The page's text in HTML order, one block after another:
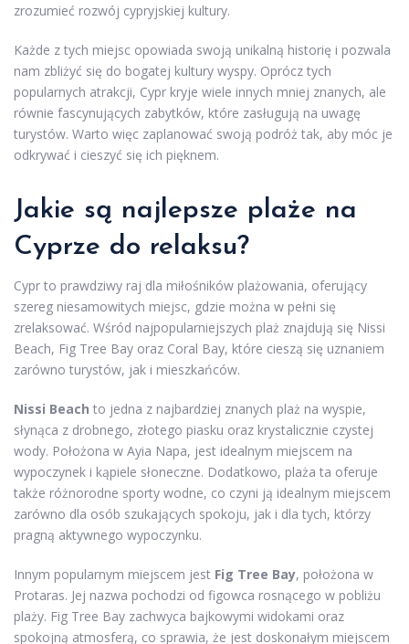
zrozumieć rozwój cypryjskiej kultury.
Każde z tych miejsc opowiada swoją unikalną historię i pozwala
nam zbliżyć się do bogatej kultury wyspy. Oprócz tych
popularnych atrakcji, Cypr kryje wiele innych mniej znanych, ale
równie fascynujących zabytków, które zasługują na uwagę
turystów. Warto więc zaplanować swoją podróż tak, aby móc je
odkrywać i cieszyć się ich pięknem.
Jakie są najlepsze plaże na
Cyprze do relaksu?
Cypr to prawdziwy raj dla miłośników plażowania, oferujący
szereg niesamowitych miejsc, gdzie można w pełni się
zrelaksować. Wśród najpopularniejszych plaż znajdują się Nissi
Beach, Fig Tree Bay oraz Coral Bay, które cieszą się uznaniem
zarówno turystów, jak i mieszkańców.
Nissi Beach to jedna z najbardziej znanych plaż na wyspie,
słynąca z drobnego, złotego piasku oraz krystalicznie czystej
wody. Położona w Ayia Napa, jest idealnym miejscem na
wypoczynek i kąpiele słoneczne. Dodatkowo, plaża ta oferuje
także różnorodne sporty wodne, co czyni ją idealnym miejscem
zarówno dla osób szukających spokoju, jak i dla tych, którzy
pragną aktywnego wypoczynku.
Innym popularnym miejscem jest Fig Tree Bay, położona w
Protaras. Jej nazwa pochodzi od figowca rosnącego w pobliżu
plaży. Fig Tree Bay zachwyca bajkowymi widokami oraz
spokojną atmosferą, co sprawia, że jest doskonałym miejscem